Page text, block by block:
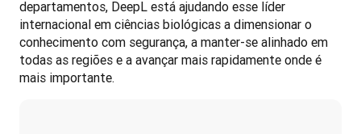
departamentos, DeepL está ajudando esse líder
internacional em ciências biológicas a dimensionar o
conhecimento com segurança, a manter-se alinhado em
todas as regiões e a avançar mais rapidamente onde é
mais importante.